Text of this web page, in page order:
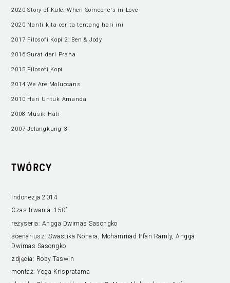
TWÓRCY
Indonezja 2014
Czas trwania: 150’
reżyseria: Angga Dwimas Sasongko
scenariusz:Swastika Nohara, Mohammad Irfan Ramly, Angga
Dwimas Sasongko
zdjęcia: Roby Taswin
montaż:Yoga Krispratama
2020 Story of Kale: When Someone's in Love
2020 Nanti kita cerita tentang hari ini
2017 Filosofi Kopi 2: Ben & Jody
2016 Surat dari Praha
2015 Filosofi Kopi
2014 We Are Moluccans
2010 Hari Untuk Amanda
2008 Musik Hati
2007 Jelangkung 3